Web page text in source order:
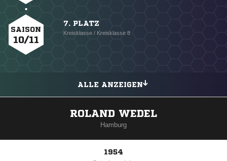
SAISON
10/11
7. PLATZ
Kreisklasse / Kreisklasse 8
ALLE ANZEIGEN
ROLAND WEDEL
Hamburg
1954